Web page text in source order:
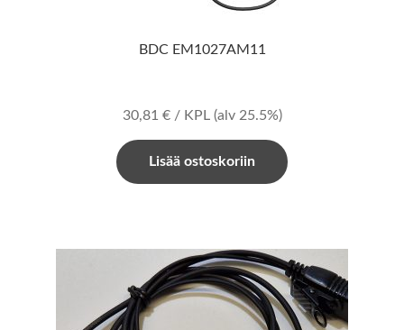
BDC EM1027AM11
30,81 €/ KPL (alv 25.5%)
Lisää ostoskoriin